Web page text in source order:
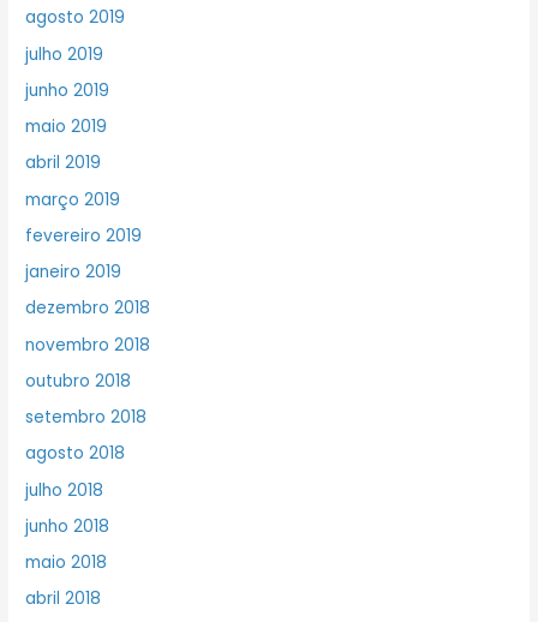
agosto 2019
julho 2019
junho 2019
maio 2019
abril 2019
março 2019
fevereiro 2019
janeiro 2019
dezembro 2018
novembro 2018
outubro 2018
setembro 2018
agosto 2018
julho 2018
junho 2018
maio 2018
abril 2018